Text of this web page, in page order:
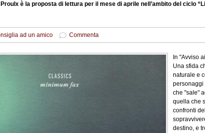
Proulx è la proposta di lettura per il mese di aprile nell’ambito del ciclo
ad un amico Commenta
In "Avviso
Una sfida
naturale e
personaggi
che "sale"
quella che
confronti
destino, e